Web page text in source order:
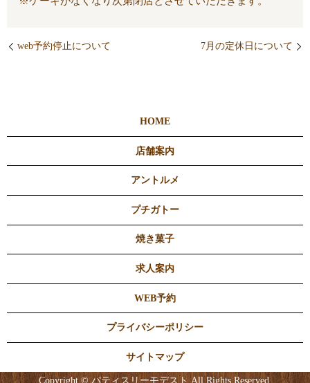
web予約停止について 7月の定休日について
HOME
店舗案内
アントルメ
プチガトー
焼き菓子
求人案内
WEB予約
プライバシーポリシー
サイトマップ
Copyright © パティスリーモデスト All Rights Reserved.